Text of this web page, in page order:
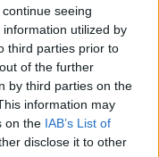
seeing
utilized by
third parties prior to
of the further
by third parties on the
information may
on the IAB’s List of
disclose it to other
hogy jönnöm kell